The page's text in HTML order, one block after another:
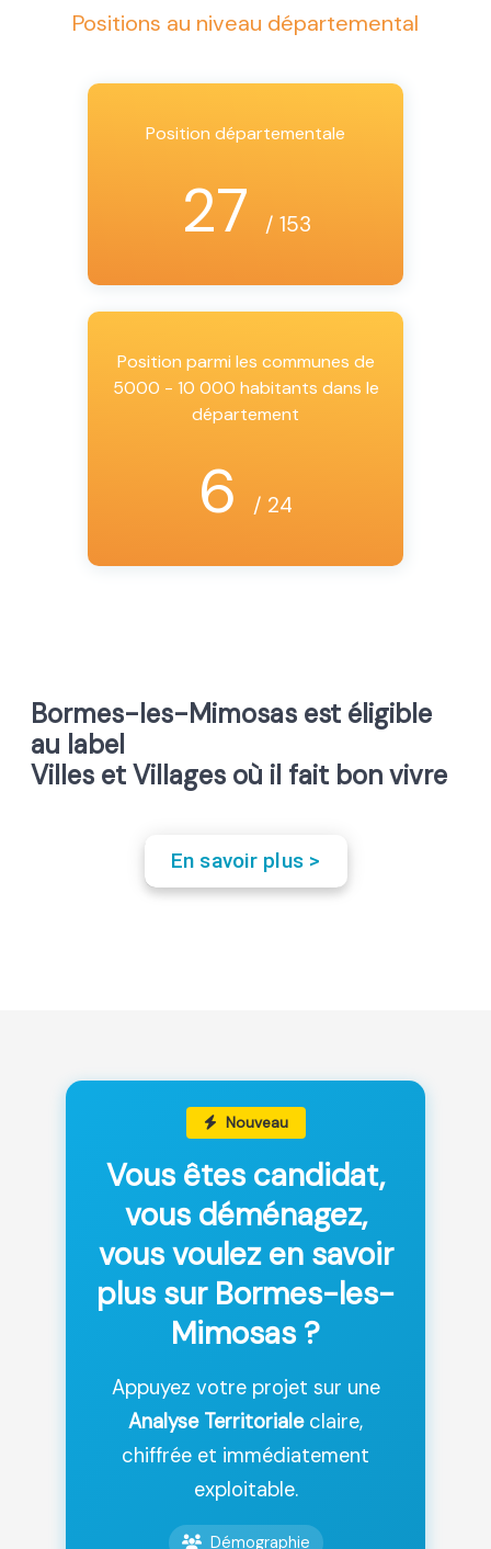
Positions au niveau départemental
Position départementale
27 / 153
Position parmi les communes de
5000 - 10 000 habitants dans le
département
6 / 24
Bormes-les-Mimosas est éligible
au label
Villes et Villages où il fait bon vivre
En savoir plus >
Nouveau
Vous êtes candidat,
vous déménagez,
vous voulez en savoir
plus sur Bormes-les-
Mimosas ?
Appuyez votre projet sur une
Analyse Territorialeclaire,
chiffrée et immédiatement
exploitable.
Démographie